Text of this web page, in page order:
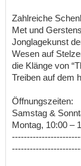
Zahlreiche
Met und
Jonglagekunst
Wesen auf
die Klänge von
Treiben auf dem
Öffnungszeiten:
Samstag &
Montag, 10:00 –